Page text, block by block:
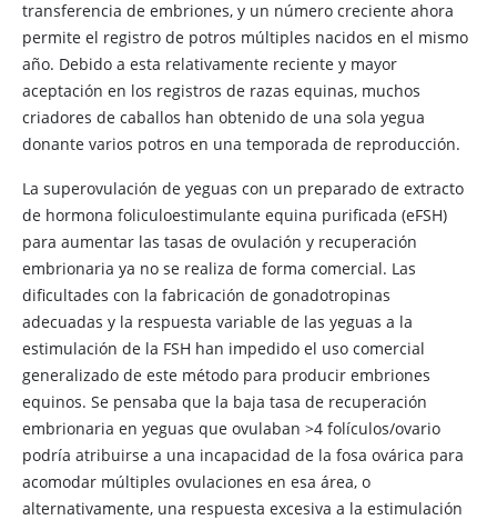
transferencia de embriones, y un número creciente ahora
permite el registro de potros múltiples nacidos en el mismo
año. Debido a esta relativamente reciente y mayor
aceptación en los registros de razas equinas, muchos
criadores de caballos han obtenido de una sola yegua
donante varios potros en una temporada de reproducción.
La superovulación de yeguas con un preparado de extracto
de hormona foliculoestimulante equina purificada (eFSH)
para aumentar las tasas de ovulación y recuperación
embrionaria ya no se realiza de forma comercial. Las
dificultades con la fabricación de gonadotropinas
adecuadas y la respuesta variable de las yeguas a la
estimulación de la FSH han impedido el uso comercial
generalizado de este método para producir embriones
equinos. Se pensaba que la baja tasa de recuperación
embrionaria en yeguas que ovulaban >4 folículos/ovario
podría atribuirse a una incapacidad de la fosa ovárica para
acomodar múltiples ovulaciones en esa área, o
alternativamente, una respuesta excesiva a la estimulación